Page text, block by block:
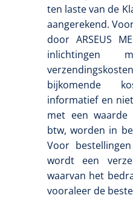
Mölnlycke
Mepilex® Ag - 20 x 50 cm -
ten laste van de
aangerekend.
door ARSEUS
inlichtingen
bijkomende
informatief en
met een waarde
btw, worden in
Voor
wordt een
waarvan het
vooraleer de